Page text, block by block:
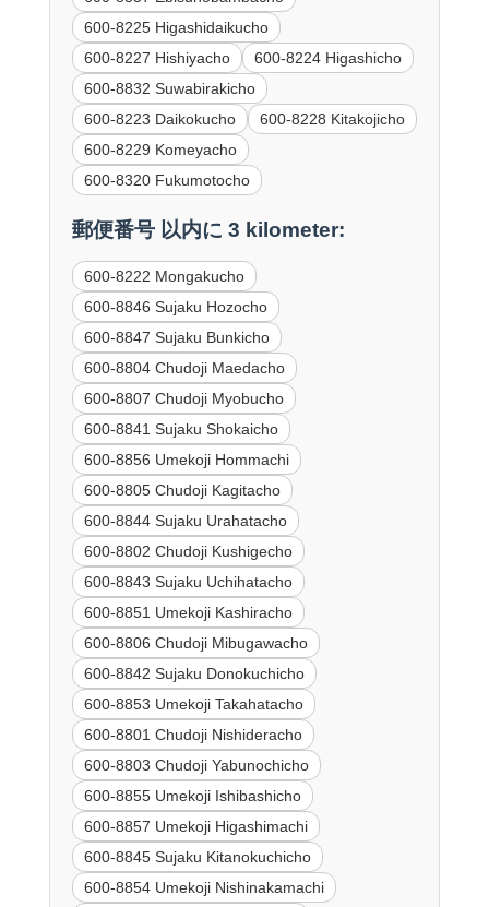
600-8225 Higashidaikucho
600-8227 Hishiyacho
600-8224 Higashicho
600-8832 Suwabirakicho
600-8223 Daikokucho
600-8228 Kitakojicho
600-8229 Komeyacho
600-8320 Fukumotocho
郵便番号 以内に 3 kilometer:
600-8222 Mongakucho
600-8846 Sujaku Hozocho
600-8847 Sujaku Bunkicho
600-8804 Chudoji Maedacho
600-8807 Chudoji Myobucho
600-8841 Sujaku Shokaicho
600-8856 Umekoji Hommachi
600-8805 Chudoji Kagitacho
600-8844 Sujaku Urahatacho
600-8802 Chudoji Kushigecho
600-8843 Sujaku Uchihatacho
600-8851 Umekoji Kashiracho
600-8806 Chudoji Mibugawacho
600-8842 Sujaku Donokuchicho
600-8853 Umekoji Takahatacho
600-8801 Chudoji Nishideracho
600-8803 Chudoji Yabunochicho
600-8855 Umekoji Ishibashicho
600-8857 Umekoji Higashimachi
600-8845 Sujaku Kitanokuchicho
600-8854 Umekoji Nishinakamachi